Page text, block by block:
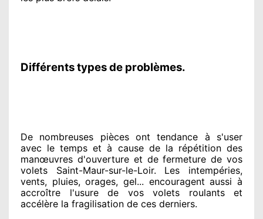
Différents types de problèmes.
De nombreuses pièces ont tendance à s'user
avec le temps et à causede la répétition des
manœuvres d'ouverture et de fermeture de vos
volets Saint-Maur-sur-le-Loir. Les intempéries,
vents, pluies, orages, gel... encouragent aussi à
accroître l'usure de vos volets roulants et
accélère la fragilisation de ces derniers.